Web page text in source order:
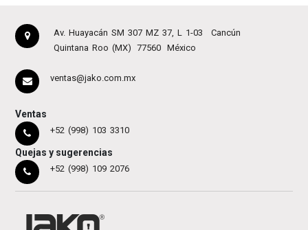
Av. Huayacán SM 307 MZ 37, L 1-03
Cancún
Quintana Roo (MX)
77560 México
ventas@jako.com.mx
Ventas
+52 (998) 103 3310
Quejas y sugerencias
+52 (998) 109 2076